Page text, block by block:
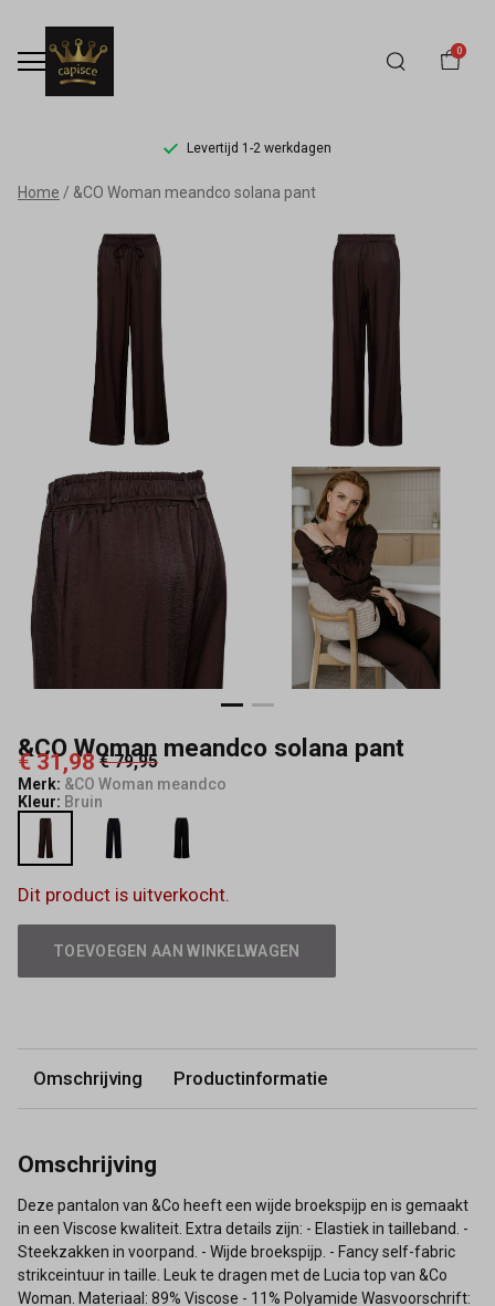
0
Levertijd 1-2 werkdagen
&CO
Woman
meandco
solana
Capisce
Mode
Home &CO Woman meandco solana pant
&CO Woman meandco solana pant
€ 31,98 € 79,95
Merk: &CO Woman meandco
Kleur: Bruin
Dit product is uitverkocht.
TOEVOEGEN AAN WINKELWAGEN
Omschrijving Productinformatie
Omschrijving
Deze pantalon van &Co heeft een wijde broekspijp en is gemaakt
in een Viscose kwaliteit. Extra details zijn: - Elastiek in tailleband. -
Steekzakken in voorpand. - Wijde broekspijp. - Fancy self-fabric
strikceintuur in taille. Leuk te dragen met de Lucia top van &Co
Woman. Materiaal: 89% Viscose - 11% Polyamide Wasvoorschrift: